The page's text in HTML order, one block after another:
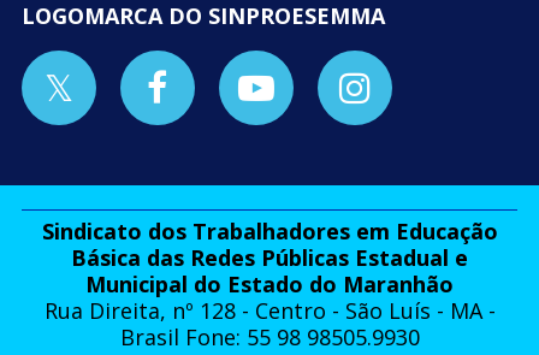
LOGOMARCA DO SINPROESEMMA
Sindicato dos Trabalhadores em Educação
Básica das Redes Públicas Estadual e
Municipal do Estado do Maranhão
Rua Direita, nº 128 - Centro - São Luís - MA -
Brasil Fone: 55 98 98505.9930